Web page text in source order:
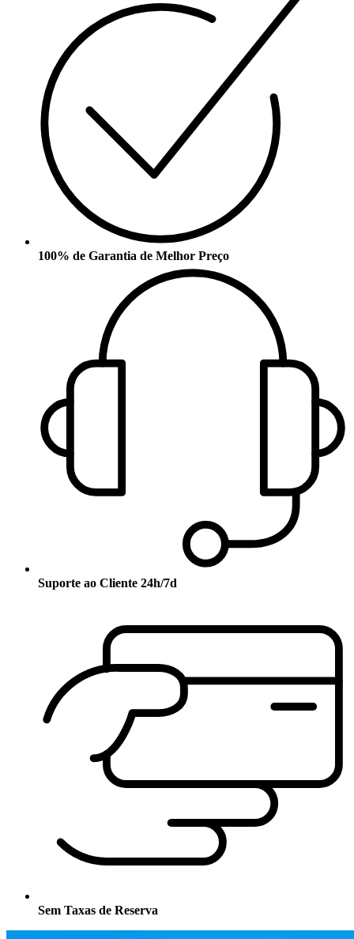
100% de Garantia de Melhor Preço
Suporte ao Cliente 24h/7d
Sem Taxas de Reserva